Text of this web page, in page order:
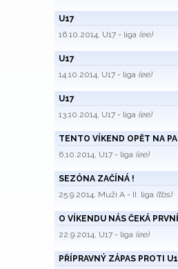
U17
16.10.2014, U17 - liga (ee)
U17
14.10.2014, U17 - liga (ee)
U17
13.10.2014, U17 - liga (ee)
TENTO VÍKEND OPĚT NA
6.10.2014, U17 - liga (ee)
SEZÓNA ZAČÍNÁ !
25.9.2014, Muži A - II. liga (tbs)
O VÍKENDU NÁS ČEKÁ
22.9.2014, U17 - liga (ee)
PŘÍPRAVNÝ ZÁPAS PROTI